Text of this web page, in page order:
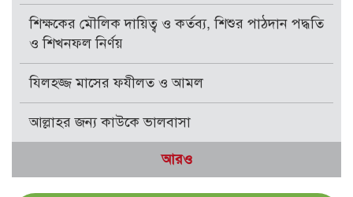
শিক্ষকের মৌলিক দায়িত্ব ও কর্তব্য, শিশুর পাঠদান পদ্ধতি
ও শিখনফল নির্ণয়
যিলহজ্জ মাসের ফযীলত ও আমল
আল্লাহর জন্য কাউকে ভালবাসা
আরও